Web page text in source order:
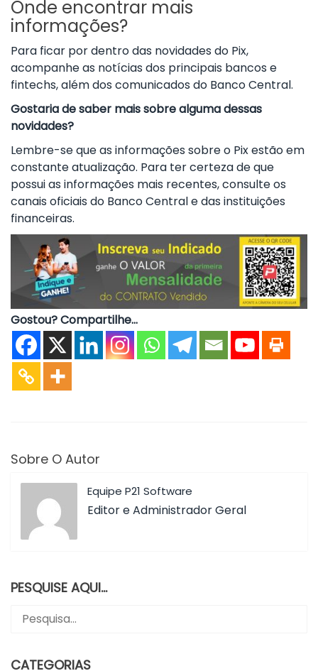
Onde encontrar mais
informações?
Para ficar por dentro das novidades do Pix,
acompanhe as notícias dos principais bancos e
fintechs, além dos comunicados do Banco Central.
Gostaria de saber mais sobre alguma dessas
novidades?
Lembre-se que as informações sobre o Pix estão em
constante atualização. Para ter certeza de que
possui as informações mais recentes, consulte os
canais oficiais do Banco Central e das instituições
financeiras.
Gostou? Compartilhe...
Sobre O Autor
Equipe P21 Software
Editor e Administrador Geral
PESQUISE AQUI…
CATEGORIAS